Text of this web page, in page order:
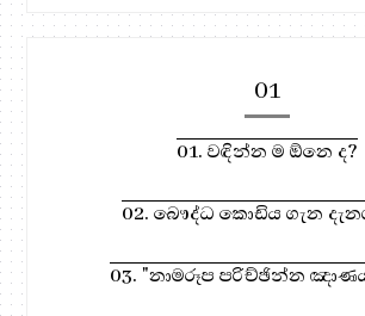
01
01. වඳින්න ම ඕනෙ ද?
02. බෞද්ධ කොඩිය ගැන
03. "නාමරූප පරිච්ඡින්න